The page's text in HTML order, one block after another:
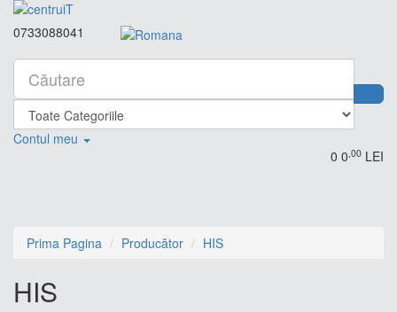
0733088041
Contul meu
0 0,00 LEI
Prima Pagina Producător HIS
HIS